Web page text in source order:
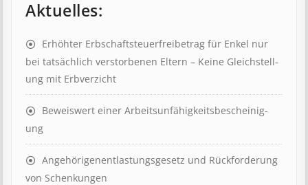
Aktuelles:
Erhöhter Erb­schaft­steuer­frei­be­trag für Enkel nur
bei tat­säch­lich ver­storb­en­en Eltern – Keine Gleich­stell­
ung mit Erb­verzicht
Beweis­wert einer Arbeits­un­fähig­keits­be­scheinig­
ung
Angehörigenent­lastungs­ge­setz und Rück­ford­er­ung
von Schenk­ung­en